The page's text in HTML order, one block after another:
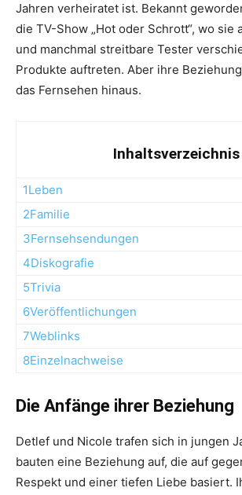
Jahren verheiratet ist. Bekannt
die TV-Show „Hot oder Schrott“, wo sie
und manchmal streitbare Tester
Produkte auftreten. Aber ihre
das Fernsehen hinaus.
Inhaltsverzeichnis
1Leben
2Familie
3Fernsehsendungen
4Diskografie
5Trivia
6Veröffentlichungen
7Weblinks
8Einzelnachweise
Die Anfänge ihrer Beziehung
Detlef und Nicole trafen sich in jungen
bauten eine Beziehung auf, die auf
Respekt und einer tiefen Liebe basiert.